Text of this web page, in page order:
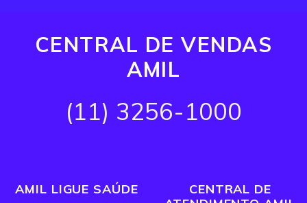
CENTRAL DE VENDAS
AMIL
(11) 3256-1000
AMIL LIGUE SAÚDE
CENTRAL DE